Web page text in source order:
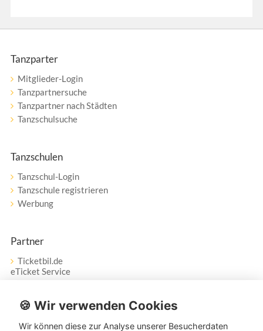
Tanzparter
Mitglieder-Login
Tanzpartnersuche
Tanzpartner nach Städten
Tanzschulsuche
Tanzschulen
Tanzschul-Login
Tanzschule registrieren
Werbung
Partner
Ticketbil.de
eTicket Service
Vertrag widerrufen
🍪 Wir verwenden Cookies
Wir können diese zur Analyse unserer Besucherdaten